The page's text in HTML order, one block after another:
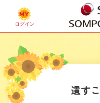
遺す